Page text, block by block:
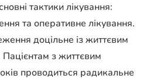
тактики лікування:
та оперативне лікування.
доцільне із життєвим
з життєвим
проводиться радикальне